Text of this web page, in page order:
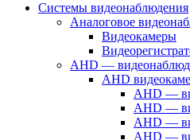
Системы видеонаблюдения
Аналоговое
Видеокамеры
AHD —
AHD
AHD —
AHD —
AHD —
AHD —